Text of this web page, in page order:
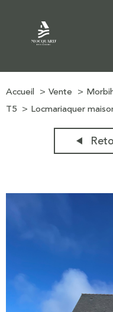
Accueil Vente
T5
Locmariaquer